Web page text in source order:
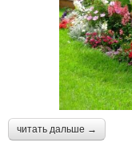
читать дальше →